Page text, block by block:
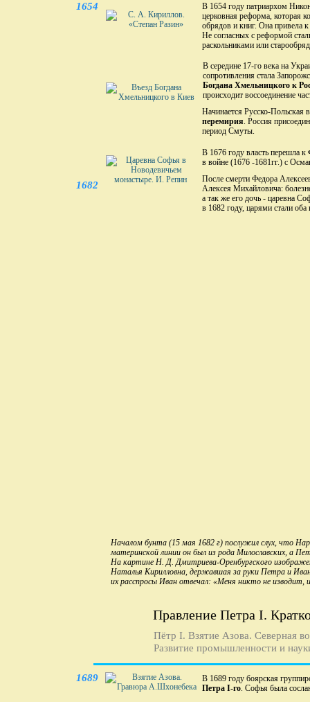
Пётр I. Взятие Азова. Северная
Развитие промышленности и
Правление Петра I.
В 1689 году боярская
Петра I-го. Софья была
В середине 17-го века на
сопротивления стала
Богдана Хмельницкого к
происходит воссоединение
Началом бунта (15 мая 1682 г) послужил слух, что
материнской линии он был из рода Милославских, а
На картине Н. Д. Дмитриева-Оренбургского
Наталья Кирилловна, державшая за руки Петра и
их расспросы Иван отвечал: «Меня никто не изводит,
1682
1654
1689
В 1654 году патриархом
церковная реформа, которая
обрядов и книг. Она привела к
Не согласных с реформой
раскольниками или
Начинается Русско-Польская
перемирия. Россия
период Смуты.
В 1676 году власть перешла к
в войне (1676 -1681гг.) с
После смерти Федора
Алексея Михайловича:
а так же его дочь - царевна
в 1682 году, царями стали оба